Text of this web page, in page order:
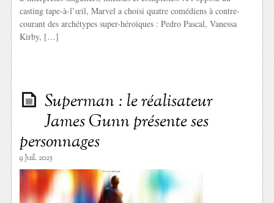
casting tape-à-l’œil, Marvel a choisi quatre comédiens à contre-
courant des archétypes super-héroïques : Pedro Pascal, Vanessa
Kirby, […]
Superman : le réalisateur
James Gunn présente ses
personnages
9 Juil. 2025